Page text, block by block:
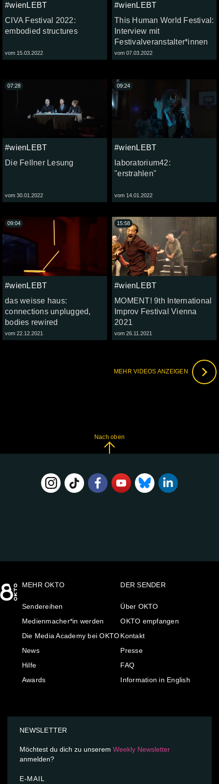
#wienLEBT
CIVA Festival 2022:
embodied structures
vom 15.03.2022
#wienLEBT
This Human World Festival:
Interview mit
Festivalveranstalter*innen
vom 07.03.2022
#wienLEBT
Die Fellner Lesung
vom 30.01.2022
07:28
#wienLEBT
laboratorium42:
"erstrahlen"
vom 14.01.2022
09:24
#wienLEBT
das weisse haus:
connections unplugged,
bodies rewired
vom 22.12.2021
09:04
#wienLEBT
MOMENT! 9th International
Improv Festival Vienna
2021
vom 26.11.2021
15:58
MEHR VIDEOS ANZEIGEN
Nach oben
MEHR OKTO
Sendereihen
Medienmacher*in werden
Die Media Academy bei OKTO
News
Hilfe
Awards
DER SENDER
Über OKTO
OKTO empfangen
Kontakt
Presse
FAQ
Information in English
NEWSLETTER
Möchtest du dich zu unserem Weekly Newsletter
anmelden?
E-MAIL